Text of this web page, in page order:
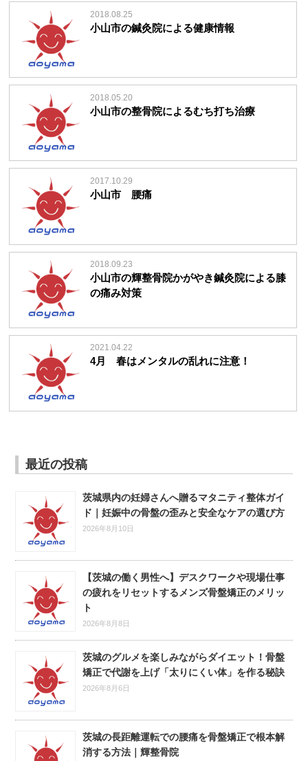
2018.08.25
小山市の鍼灸院による健康情報
2018.05.20
小山市の整骨院によるむち打ち治療
2017.10.29
小山市 腰痛
2018.09.23
小山市の輝整骨院かがやき鍼灸院による膝
の痛み対策
2021.04.22
4月 春はメンタルの乱れに注意！
最近の投稿
茨城県内の妊婦さんへ贈るマタニティ整体ガイ
ド｜妊娠中の骨盤の歪みと安全なケアの選び方
2026年8月10日
【茨城の働く男性へ】デスクワークや現場仕事
の疲れをリセットするメンズ骨盤矯正のメリッ
ト
2026年8月8日
茨城のグルメを楽しみながらダイエット！骨盤
矯正で代謝を上げ「太りにくい体」を作る秘訣
2026年8月6日
茨城の長距離運転での腰痛を骨盤矯正で根本解
消する方法｜輝整骨院